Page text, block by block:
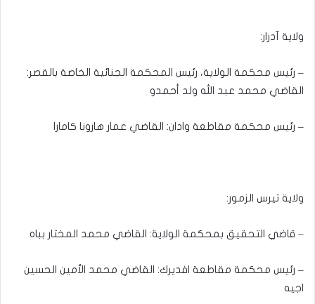
ولاية آدرار:
– رئيس محكمة الولاية، رئيس المحكمة الجنائية الخاصة بالقصر:
القاضي محمد عبد الله ولد أحمدو
– رئيس محكمة مقاطعة وادان: القاضي عمار هارونا كامارا
ولاية تيرس الزمور:
– قاضي التحقيق بمحكمة الولاية: القاضي محمد المختار بباه
– رئيس محكمة مقاطعة افديرك: القاضي محمد الأمين الحسين
اجيه